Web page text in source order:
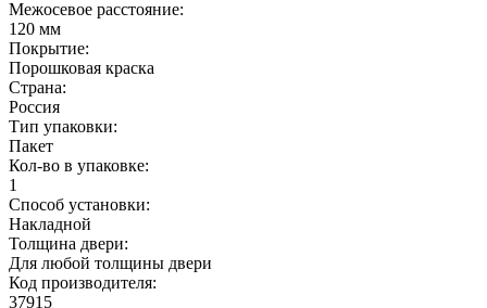
Межосевое расстояние:
120 мм
Покрытие:
Порошковая краска
Страна:
Россия
Тип упаковки:
Пакет
Кол-во в упаковке:
1
Способ установки:
Накладной
Толщина двери:
Для любой толщины двери
Код производителя:
37915